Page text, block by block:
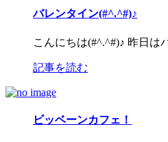
バレンタイン(#^.^#)♪
こんにちは(#^.^#)♪ 昨日は
記事を読む
ビッベーンカフェ！